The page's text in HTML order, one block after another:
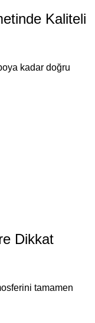
Kaliteli
kadar doğru
Dikkat
tamamen